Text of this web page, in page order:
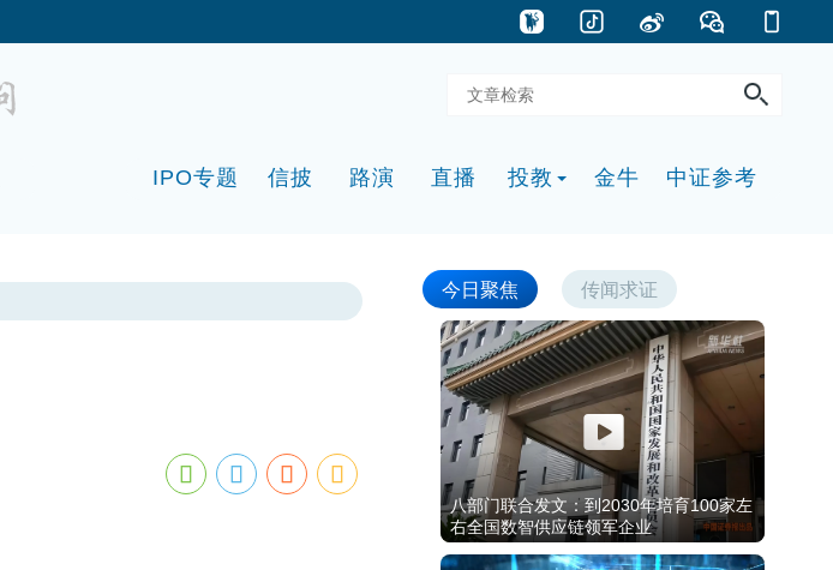
IPO专题 信披 路演 直播 投教 金牛 中证参考
今日聚焦 传闻求证
八部门联合发文：到2030年培育100家左
右全国数智供应链领军企业